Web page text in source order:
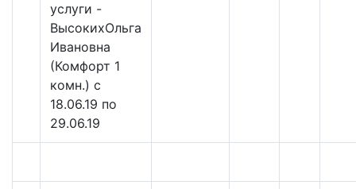
услуги -
ВысокихОльга
Ивановна
(Комфорт 1
комн.) c
18.06.19 по
29.06.19